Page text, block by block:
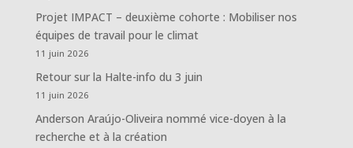
Projet IMPACT – deuxième cohorte : Mobiliser nos
équipes de travail pour le climat
11 juin 2026
Retour sur la Halte-info du 3 juin
11 juin 2026
Anderson Araújo-Oliveira nommé vice-doyen à la
recherche et à la création